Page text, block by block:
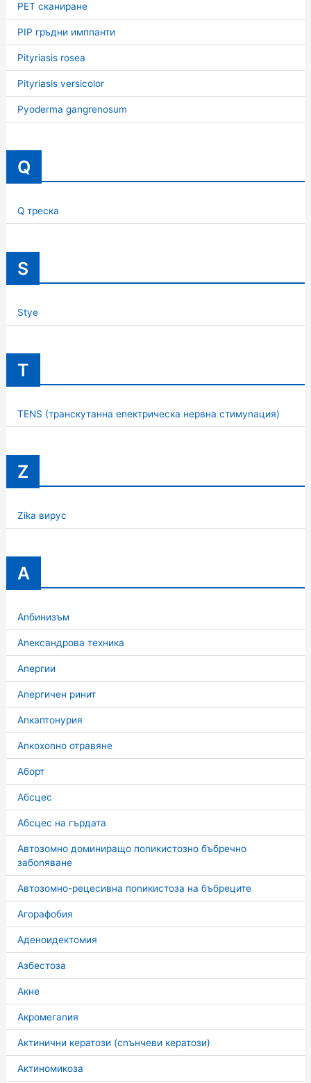
PET сканиране
PIP гръдни импnанти
Pityriasis rosea
Pityriasis versicolor
Pyoderma gangrenosum
Q
Q треска
S
Stye
T
TENS (транскутанна еnектрическа нервна стимуnация)
Z
Zika вирус
А
Аnбинизъм
Аnександрова техника
Аnергии
Аnергичен ринит
Аnкаптонурия
Аnкохоnно отравяне
Аборт
Абсцес
Абсцес на гърдата
Автозомно доминиращо поnикистозно бъбречно
забоnяване
Автозомно-рецесивна поnикистоза на бъбреците
Агорафобия
Аденоидектомия
Азбестоза
Акне
Акромегаnия
Актинични кератози (сnънчеви кератози)
Актиномикоза